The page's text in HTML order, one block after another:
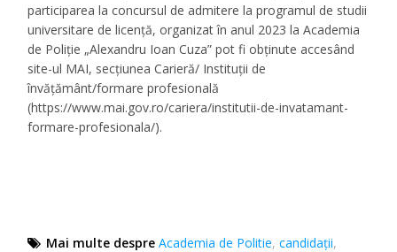
participarea la concursul de admitere la programul de studii
universitare de licență, organizat în anul 2023 la Academia
de Poliție „Alexandru Ioan Cuza” pot fi obținute accesând
site-ul MAI, secțiunea Carieră/ Instituții de
învățământ/formare profesională
(https://www.mai.gov.ro/cariera/institutii-de-invatamant-
formare-profesionala/).
Mai multe despre Academia de Politie,candidații,